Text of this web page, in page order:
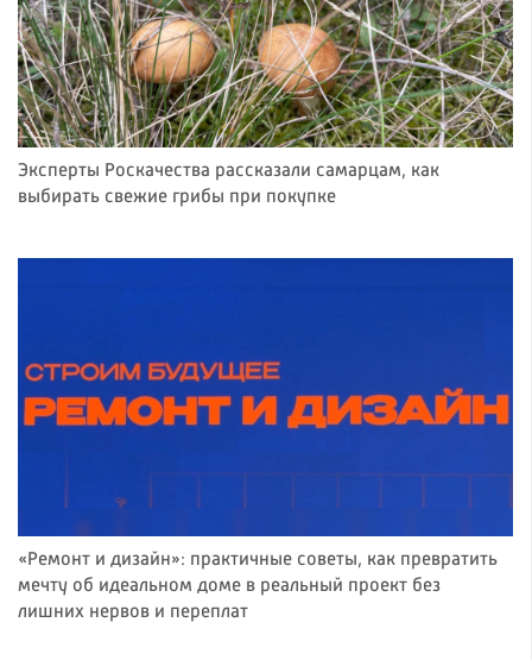
Эксперты Роскачества рассказали самарцам, как
выбирать свежие грибы при покупке
«Ремонт и дизайн»: практичные советы, как превратить
мечту об идеальном доме в реальный проект без
лишних нервов и переплат